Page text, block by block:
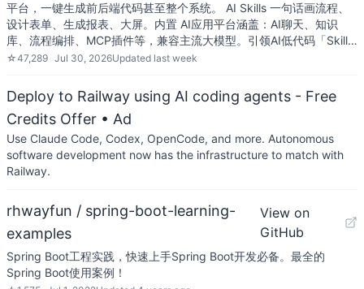
平台，一键生成前后端代码甚至整个系统。 AI Skills 一句话画流程、
设计表单、生成报表、大屏。内置 AI应用平台涵盖：AI聊天、知识
库、流程编排、MCP插件等，兼容主流大模型。引领AI低代码「Skill…
☆47,289 Jul 30, 2026Updated last week
Deploy to Railway using AI coding agents - Free
Credits Offer • Ad
Use Claude Code, Codex, OpenCode, and more. Autonomous
software development now has the infrastructure to match with
Railway.
rhwayfun / spring-boot-learning-
examples
View on
GitHub
Spring Boot工程实践，快速上手Spring Boot开发必备。最全的
Spring Boot使用案例！